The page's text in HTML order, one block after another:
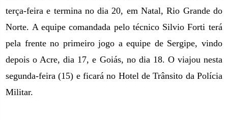
terça-feira e termina no dia 20, em Natal, Rio Grande do
Norte. A equipe comandada pelo técnico Silvio Forti terá
pela frente no primeiro jogo a equipe de Sergipe, vindo
depois o Acre, dia 17, e Goiás, no dia 18. O viajou nesta
segunda-feira (15) e ficará no Hotel de Trânsito da Polícia
Militar.